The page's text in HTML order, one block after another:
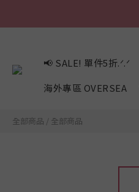
📢 SALE! 單件5折.ᐟ.ᐟ
海外專區 OVERSEA
全部商品 / 全部商品